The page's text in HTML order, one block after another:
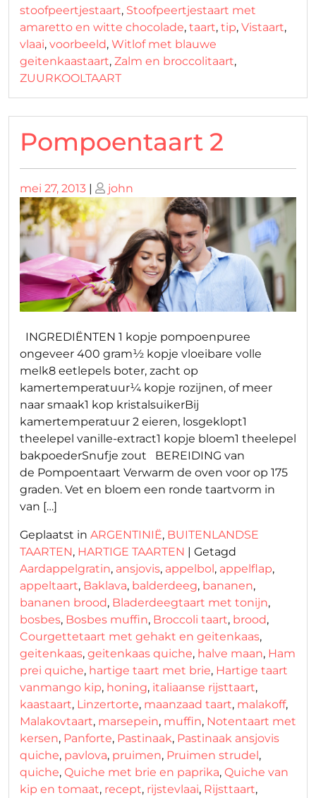
stoofpeertjestaart, Stoofpeertjestaart met
amaretto en witte chocolade, taart, tip, Vistaart,
vlaai, voorbeeld, Witlof met blauwe
geitenkaastaart, Zalm en broccolitaart,
ZUURKOOLTAART
Pompoentaart 2
Geplaatst
op
mei 27, 2013 | Geplaatst
op
john
INGREDIËNTEN 1 kopje pompoenpuree
ongeveer 400 gram½ kopje vloeibare volle
melk8 eetlepels boter, zacht op
kamertemperatuur¼ kopje rozijnen, of meer
naar smaak1 kop kristalsuikerBij
kamertemperatuur 2 eieren, losgeklopt1
theelepel vanille-extract1 kopje bloem1 theelepel
bakpoederSnufje zout BEREIDING van
de Pompoentaart Verwarm de oven voor op 175
graden. Vet en bloem een ronde taartvorm in
van […]
Geplaatst in ARGENTINIË, BUITENLANDSE
TAARTEN, HARTIGE TAARTEN | Getagd
Aardappelgratin, ansjovis, appelbol, appelflap,
appeltaart, Baklava, balderdeeg, bananen,
bananen brood, Bladerdeegtaart met tonijn,
bosbes, Bosbes muffin, Broccoli taart, brood,
Courgettetaart met gehakt en geitenkaas,
geitenkaas, geitenkaas quiche, halve maan, Ham
prei quiche, hartige taart met brie, Hartige taart
vanmango kip, honing, italiaanse rijsttaart,
kaastaart, Linzertorte, maanzaad taart, malakoff,
Malakovtaart, marsepein, muffin, Notentaart met
kersen, Panforte, Pastinaak, Pastinaak ansjovis
quiche, pavlova, pruimen, Pruimen strudel,
quiche, Quiche met brie en paprika, Quiche van
kip en tomaat, recept, rijstevlaai, Rijsttaart,